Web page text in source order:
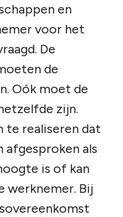
en
voor het
De
de
Oók moet de
zijn.
te realiseren dat
afgesproken als
is of kan
werknemer. Bij